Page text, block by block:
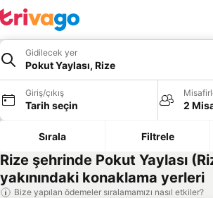
Gidilecek yer
Pokut Yaylası, Rize
Giriş/çıkış
Tarih seçin 2
Sırala Filtrele
Rize şehrinde Pokut Yaylası
yakınındaki konaklama yerleri
Bize yapılan ödemeler sıralamamızı nasıl etkiler?